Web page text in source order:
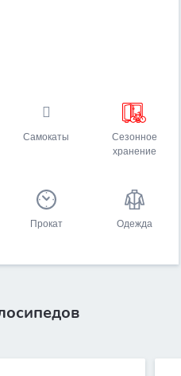
Самокаты
Сезонное
хранение
Прокат Одежда